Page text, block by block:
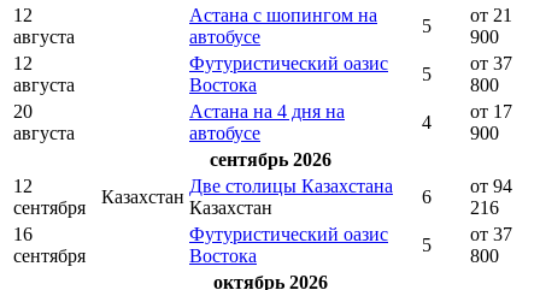
12
августа
Астана с шопингом на
автобусе
5
от 21
900
12
августа
Футуристический оазис
Востока
5
от 37
800
20
августа
Астана на 4 дня на
автобусе
4
от 17
900
сентябрь 2026
12
сентября
Казахстан
Две столицы Казахстана
Казахстан
6
от 94
216
16
сентября
Футуристический оазис
Востока
5
от 37
800
октябрь 2026